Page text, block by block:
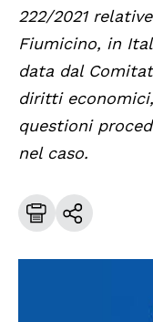
222/2021
Fiumicino, in
data dal
diritti
questioni
nel caso.